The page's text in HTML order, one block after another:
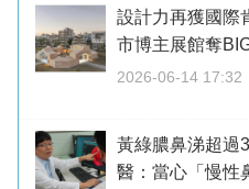
設計力再獲國
市博主展館奪
2026-06-14 17:32
黃綠膿鼻涕超
醫：當心「慢性